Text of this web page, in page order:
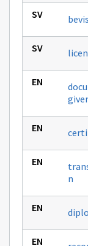
bevis
n